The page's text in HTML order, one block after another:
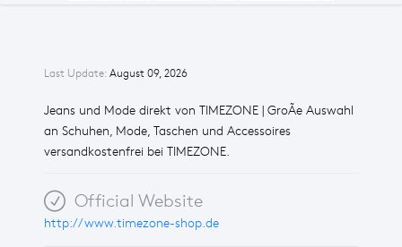
Last Update: August 09, 2026
Jeans und Mode direkt von TIMEZONE | GroÃe Auswahl
an Schuhen, Mode, Taschen und Accessoires
versandkostenfrei bei TIMEZONE.
Official Website
http://www.timezone-shop.de